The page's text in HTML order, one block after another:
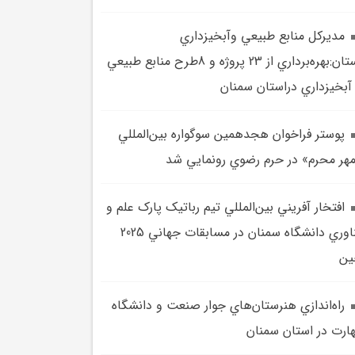
مديرکل منابع طبيعي وآبخيزداري
استان:بهره‌برداري از 23 پروژه و 8طرح منابع طبيعي
دراستان سمنان
پوستر فراخوان هجدهمين سوگواره بين‌المللي
محرم» در حرم رضوي رونمايي شد
افتخار آفريني بين‌المللي تيم رباتيک پارک علم و
فناوري دانشگاه سمنان در مسابقات جهاني 2025
راه‌اندازي هنرستان‌هاي جوار صنعت و دانشگاه
در استان سمنان